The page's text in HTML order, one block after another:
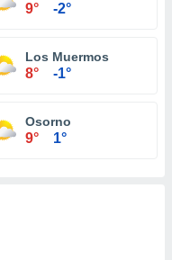
9° -2°
Los Muermos
8° -1°
Osorno
9° 1°